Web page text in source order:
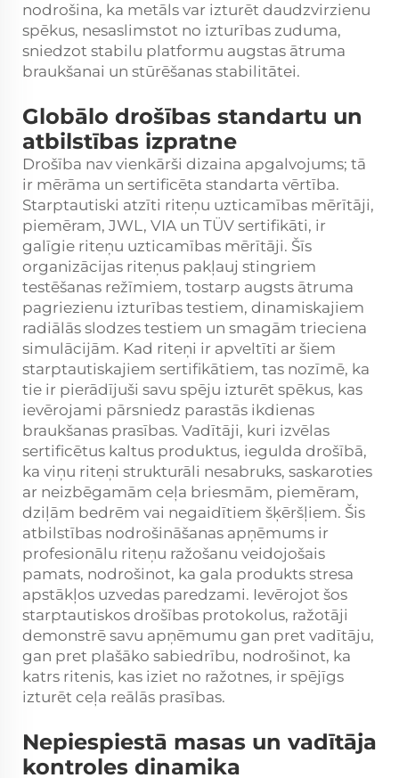
nodrošina, ka metāls var izturēt daudzvirzienu
spēkus, nesaslimstot no izturības zuduma,
sniedzot stabilu platformu augstas ātruma
braukšanai un stūrēšanas stabilitātei.
Globālo drošības standartu un
atbilstības izpratne
Drošība nav vienkārši dizaina apgalvojums; tā
ir mērāma un sertificēta standarta vērtība.
Starptautiski atzīti riteņu uzticamības mērītāji,
piemēram, JWL, VIA un TÜV sertifikāti, ir
galīgie riteņu uzticamības mērītāji. Šīs
organizācijas riteņus pakļauj stingriem
testēšanas režīmiem, tostarp augsts ātruma
pagriezienu izturības testiem, dinamiskajiem
radiālās slodzes testiem un smagām trieciena
simulācijām. Kad riteņi ir apveltīti ar šiem
starptautiskajiem sertifikātiem, tas nozīmē, ka
tie ir pierādījuši savu spēju izturēt spēkus, kas
ievērojami pārsniedz parastās ikdienas
braukšanas prasības. Vadītāji, kuri izvēlas
sertificētus kaltus produktus, iegulda drošībā,
ka viņu riteņi strukturāli nesabruks, saskaroties
ar neizbēgamām ceļa briesmām, piemēram,
dziļām bedrēm vai negaidītiem šķēršļiem. Šis
atbilstības nodrošināšanas apņēmums ir
profesionālu riteņu ražošanu veidojošais
pamats, nodrošinot, ka gala produkts stresa
apstākļos uzvedas paredzami. Ievērojot šos
starptautiskos drošības protokolus, ražotāji
demonstrē savu apņēmumu gan pret vadītāju,
gan pret plašāko sabiedrību, nodrošinot, ka
katrs ritenis, kas iziet no ražotnes, ir spējīgs
izturēt ceļa reālās prasības.
Nepiespiestā masas un vadītāja
kontroles dinamika